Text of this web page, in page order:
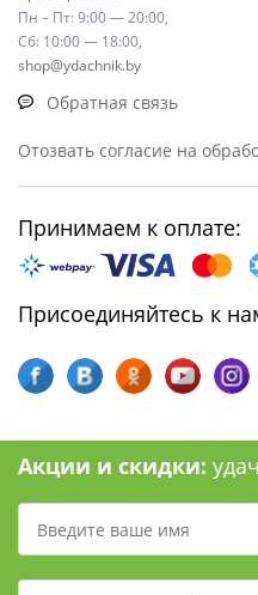
Пн – Пт: 9:00 — 20:00,
Сб: 10:00 — 18:00,
shop@ydachnik.by
Обратная связь
Отозвать согласие на
Принимаем к оплате:
Присоединяйтесь к
Акции и скидки: